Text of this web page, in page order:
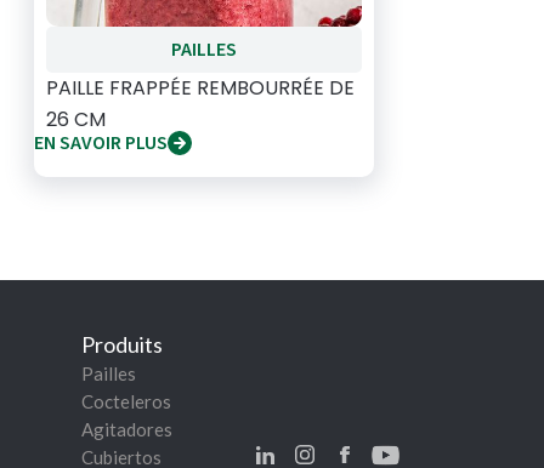
PAILLES
PAILLE FRAPPÉE REMBOURRÉE DE
26 CM
EN SAVOIR PLUS
Produits
Pailles
Cocteleros
Agitadores
Cubiertos